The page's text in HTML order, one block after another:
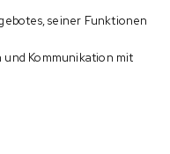
seiner Funktionen
Kommunikation mit